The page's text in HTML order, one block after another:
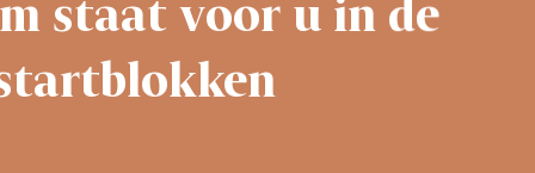
staat voor u in de